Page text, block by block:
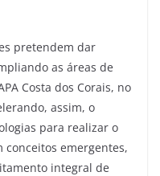
pretendem dar
as áreas de
Costa dos Corais, no
assim, o
para realizar o
conceitos emergentes,
integral de